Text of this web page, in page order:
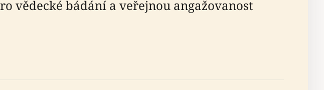
vědecké bádání a veřejnou angažovanost